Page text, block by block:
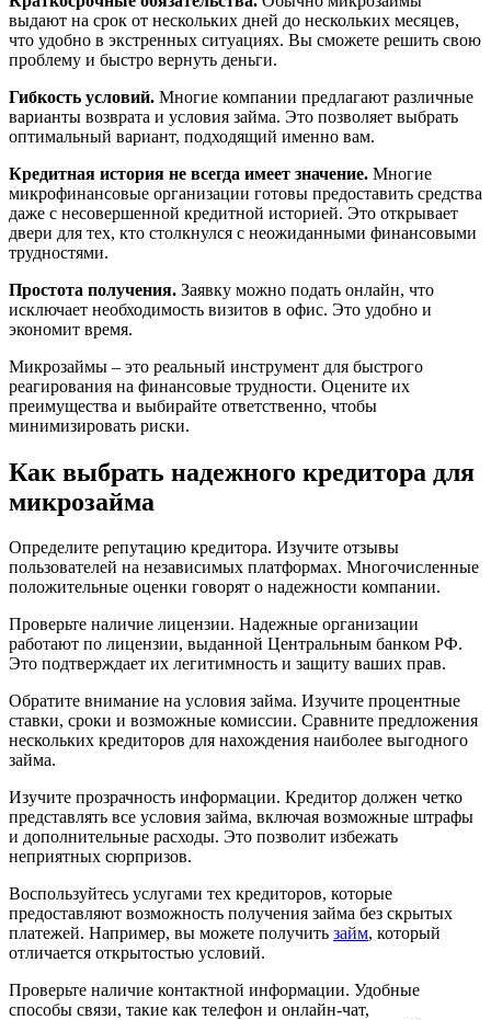
выдают на срок от нескольких дней до нескольких месяцев,
что удобно в экстренных ситуациях. Вы сможете решить свою
проблему и быстро вернуть деньги.
Гибкость условий. Многие компании предлагают различные
варианты возврата и условия займа. Это позволяет выбрать
оптимальный вариант, подходящий именно вам.
Кредитная история не всегда имеет значение. Многие
микрофинансовые организации готовы предоставить средства
даже с несовершенной кредитной историей. Это открывает
двери для тех, кто столкнулся с неожиданными финансовыми
трудностями.
Простота получения. Заявку можно подать онлайн, что
исключает необходимость визитов в офис. Это удобно и
экономит время.
Микрозаймы – это реальный инструмент для быстрого
реагирования на финансовые трудности. Оцените их
преимущества и выбирайте ответственно, чтобы
минимизировать риски.
Как выбрать надежного кредитора для
микрозайма
Определите репутацию кредитора. Изучите отзывы
пользователей на независимых платформах. Многочисленные
положительные оценки говорят о надежности компании.
Проверьте наличие лицензии. Надежные организации
работают по лицензии, выданной Центральным банком РФ.
Это подтверждает их легитимность и защиту ваших прав.
Обратите внимание на условия займа. Изучите процентные
ставки, сроки и возможные комиссии. Сравните предложения
нескольких кредиторов для нахождения наиболее выгодного
займа.
Изучите прозрачность информации. Кредитор должен четко
представлять все условия займа, включая возможные штрафы
и дополнительные расходы. Это позволит избежать
неприятных сюрпризов.
Воспользуйтесь услугами тех кредиторов, которые
предоставляют возможность получения займа без скрытых
платежей. Например, вы можете получить займ, который
отличается открытостью условий.
Проверьте наличие контактной информации. Удобные
способы связи, такие как телефон и онлайн-чат,